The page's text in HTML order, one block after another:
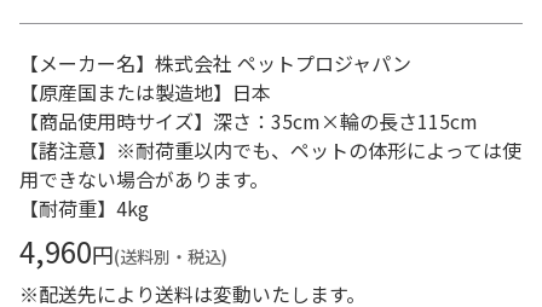
【メーカー名】株式会社 ペットプロジャパン
【原産国または製造地】日本
【商品使用時サイズ】深さ：35cm×輪の長さ115cm
【諸注意】※耐荷重以内でも、ペットの体形によっては使
用できない場合があります。
【耐荷重】4kg
4,960円(送料別・税込)
※配送先により送料は変動いたします。